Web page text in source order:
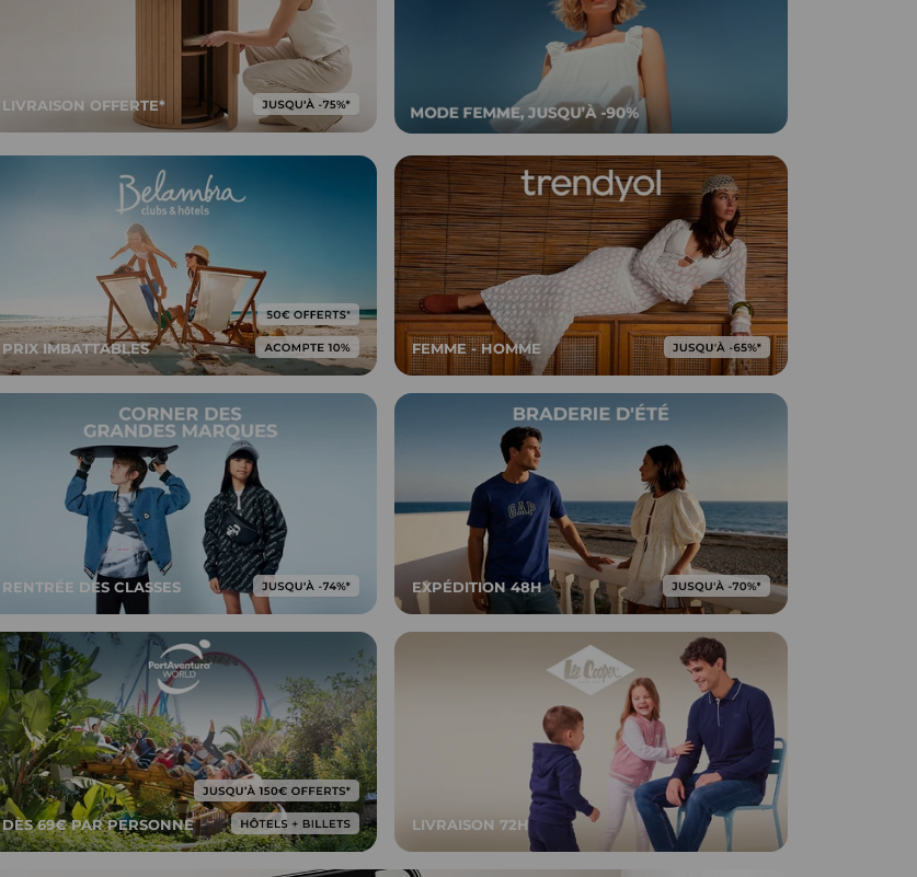
LIVRAISON OFFERTE*
PRIX IMBATTABLES FEMME - HOMME
RENTRÉE DES CLASSES EXPÉDITION 48H
DÈS 69€ PAR PERSONNE LIVRAISON 72H